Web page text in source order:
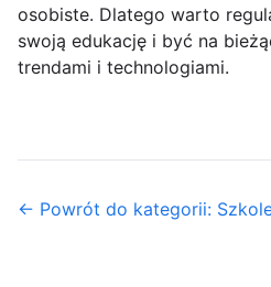
osobiste. Dlatego warto
swoją edukację i być na
trendami i technologiami.
← Powrót do kategorii: